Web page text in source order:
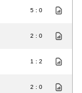
5 : 0
2 : 0
1 : 2
2 : 0